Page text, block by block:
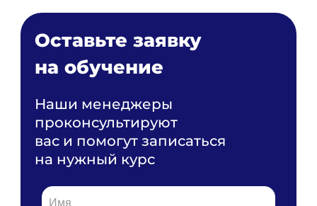
Оставьте заявку
на обучение
Наши менеджеры
проконсультируют
вас и помогут записаться
на нужный курс